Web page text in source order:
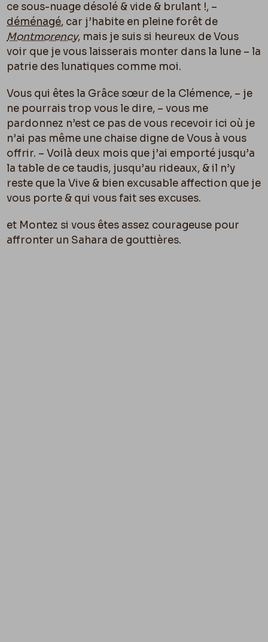
ce sous-nuage désolé & vide & brulant !, –
déménagé, car j’habite en pleine forêt de
Montmorency, mais je suis si heureux de Vous
voir que je vous laisserais monter dans la lune – la
patrie des lunatiques comme moi.
Vous qui êtes la Grâce sœur de la Clémence, – je
ne pourrais trop vous le dire, – vous me
pardonnez n’est ce pas de vous recevoir ici où je
n’ai pas même une chaise digne de Vous à vous
offrir. – Voilà deux mois que j’ai emporté jusqu’a
la table de ce taudis, jusqu’au rideaux, & il n’y
reste que la Vive & bien excusable affection que je
vous porte & qui vous fait ses excuses.
et Montez si vous êtes assez courageuse pour
affronter un Sahara de gouttières.